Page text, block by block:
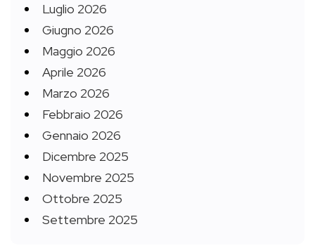
Luglio 2026
Giugno 2026
Maggio 2026
Aprile 2026
Marzo 2026
Febbraio 2026
Gennaio 2026
Dicembre 2025
Novembre 2025
Ottobre 2025
Settembre 2025